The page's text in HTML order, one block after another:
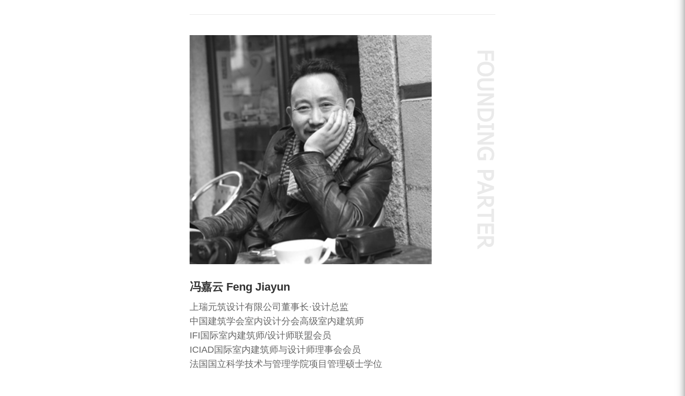
冯嘉云 Feng Jiayun
上瑞元筑设计有限公司董事长·设计总监
中国建筑学会室内设计分会高级室内建筑师
IFI国际室内建筑师/设计师联盟会员
ICIAD国际室内建筑师与设计师理事会会员
法国国立科学技术与管理学院项目管理硕士学位